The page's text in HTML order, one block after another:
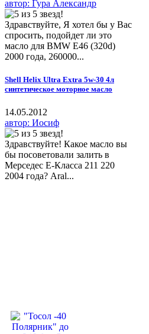
автор: Гура Александр
Здравствуйте, Я хотел бы у Вас
спросить, подойдет ли это
масло для BMW E46 (320d)
2000 года, 260000...
Shell Helix Ultra Extra 5w-30 4л
синтетическое моторное масло
14.05.2012
автор: Иосиф
Здравствуйте! Какое масло вы
бы посоветовали залить в
Мерседес Е-Класса 211 220
2004 года? Aral...